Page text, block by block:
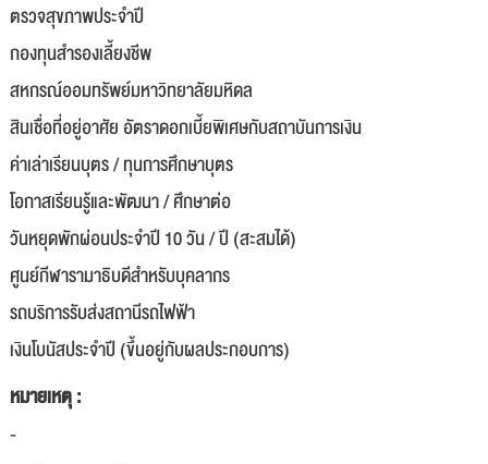
ตรวจสุขภาพประจำปี
กองทุนสำรองเลี้ยงชีพ
สหกรณ์ออมทรัพย์มหาวิทยาลัยมหิดล
สินเชื่อที่อยู่อาศัย อัตราดอกเบี้ยพิเศษกับสถาบันการเงิน
ค่าเล่าเรียนบุตร / ทุนการศึกษาบุตร
โอกาสเรียนรู้และพัฒนา / ศึกษาต่อ
วันหยุดพักผ่อนประจำปี 10 วัน / ปี (สะสมได้)
ศูนย์กีฬารามาธิบดีสำหรับบุคลากร
รถบริการรับส่งสถานีรถไฟฟ้า
เงินโบนัสประจำปี (ขึ้นอยู่กับผลประกอบการ)
หมายเหตุ :
-